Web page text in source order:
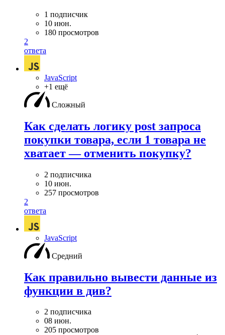
1 подписчик
10 июн.
180 просмотров
2
ответа
JavaScript
+1 ещё
Сложный
Как сделать логику post запроса
покупки товара, если 1 товара не
хватает — отменить покупку?
2 подписчика
10 июн.
257 просмотров
2
ответа
JavaScript
Средний
Как правильно вывести данные из
функции в див?
2 подписчика
08 июн.
205 просмотров